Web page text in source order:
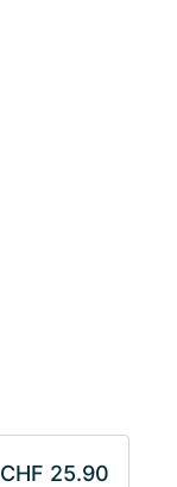
CHF 25.90